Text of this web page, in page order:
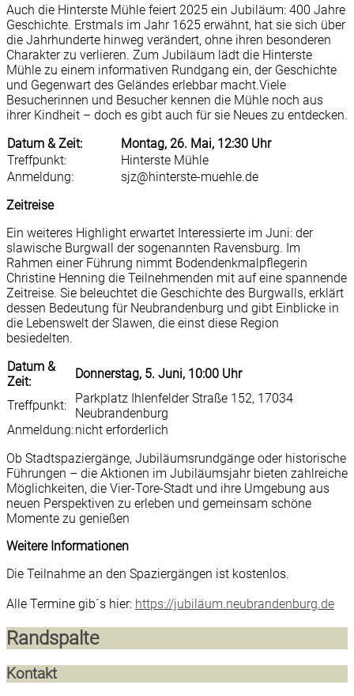
Auch die Hinterste Mühle feiert 2025 ein Jubiläum: 400 Jahre
Geschichte. Erstmals im Jahr 1625 erwähnt, hat sie sich über
die Jahrhunderte hinweg verändert, ohne ihren besonderen
Charakter zu verlieren. Zum Jubiläum lädt die Hinterste
Mühle zu einem informativen Rundgang ein, der Geschichte
und Gegenwart des Geländes erlebbar macht.Viele
Besucherinnen und Besucher kennen die Mühle noch aus
ihrer Kindheit – doch es gibt auch für sie Neues zu entdecken.
Datum & Zeit:
Montag, 26. Mai, 12:30 Uhr
Treffpunkt:
Hinterste Mühle
Anmeldung:
sjz@hinterste-muehle.de
Zeitreise
Ein weiteres Highlight erwartet Interessierte im Juni: der
slawische Burgwall der sogenannten Ravensburg. Im
Rahmen einer Führung nimmt Bodendenkmalpflegerin
Christine Henning die Teilnehmenden mit auf eine spannende
Zeitreise. Sie beleuchtet die Geschichte des Burgwalls, erklärt
dessen Bedeutung für Neubrandenburg und gibt Einblicke in
die Lebenswelt der Slawen, die einst diese Region
besiedelten.
Datum &
Zeit:
Donnerstag, 5. Juni, 10:00 Uhr
Treffpunkt:
Parkplatz Ihlenfelder Straße 152, 17034
Neubrandenburg
Anmeldung:nicht erforderlich
Ob Stadtspaziergänge, Jubiläumsrundgänge oder historische
Führungen – die Aktionen im Jubiläumsjahr bieten zahlreiche
Möglichkeiten, die Vier-Tore-Stadt und ihre Umgebung aus
neuen Perspektiven zu erleben und gemeinsam schöne
Momente zu genießen
Weitere Informationen
Die Teilnahme an den Spaziergängen ist kostenlos.
Alle Termine gib´s hier: https://jubiläum.neubrandenburg.de
Randspalte
Kontakt